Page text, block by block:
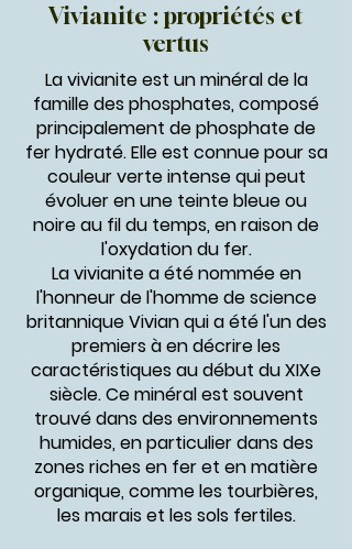
Vivianite : propriétés et
vertus
La vivianite est un minéral de la
famille des phosphates, composé
principalement de phosphate de
fer hydraté. Elle est connue pour sa
couleur verte intense qui peut
évoluer en une teinte bleue ou
noire au fil du temps, en raison de
l'oxydation du fer.
La vivianite a été nommée en
l'honneur de l'homme de science
britannique Vivian qui a été l'un des
premiers à en décrire les
caractéristiques au début du XIXe
siècle. Ce minéral est souvent
trouvé dans des environnements
humides, en particulier dans des
zones riches en fer et en matière
organique, comme les tourbières,
les marais et les sols fertiles.